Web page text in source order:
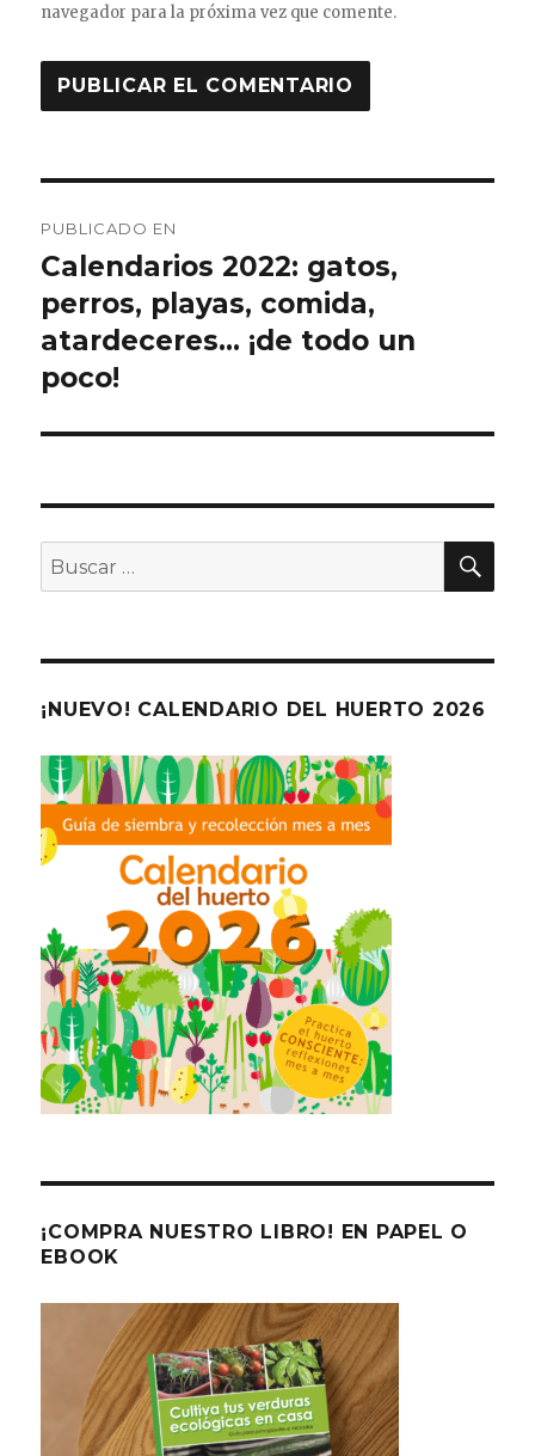
navegador para la próxima vez que comente.
de
entradas
PUBLICADO EN
Calendarios 2022: gatos,
perros, playas, comida,
atardeceres… ¡de todo un
poco!
Buscar
por:
¡NUEVO! CALENDARIO DEL HUERTO 2026
¡COMPRA NUESTRO LIBRO! EN PAPEL O
EBOOK